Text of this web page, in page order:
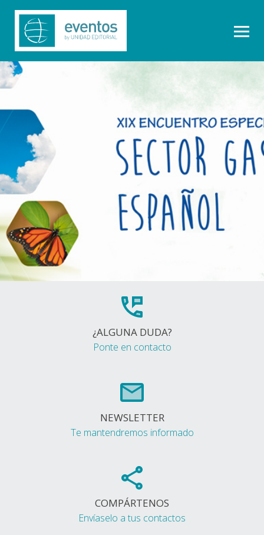
¿ALGUNA DUDA?
Ponte en contacto
NEWSLETTER
Te mantendremos informado
COMPÁRTENOS
Envíaselo a tus contactos